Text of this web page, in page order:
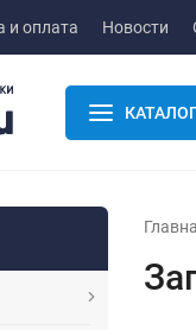
и оплата Новости